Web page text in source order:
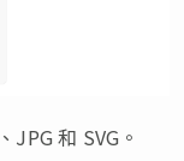
JPG 和 SVG。